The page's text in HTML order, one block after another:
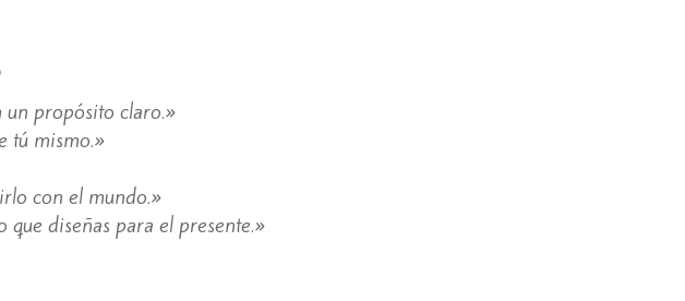
propósito claro.»
tú mismo.»
con el mundo.»
diseñas para el presente.»